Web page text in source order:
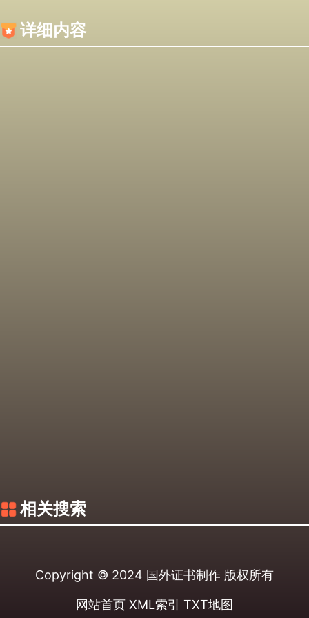
详细内容
相关搜索
Copyright © 2024 国外证书制作 版权所有
网站首页 XML索引 TXT地图